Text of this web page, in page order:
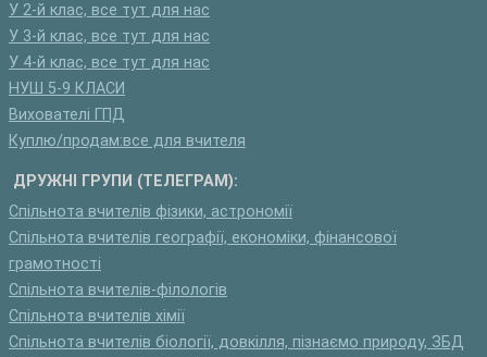
У 2-й клас, все тут для нас
У 3-й клас, все тут для нас
У 4-й клас, все тут для нас
НУШ 5-9 КЛАСИ
Вихователі ГПД
Куплю/продам:все для вчителя
ДРУЖНІ ГРУПИ (ТЕЛЕГРАМ):
Спільнота вчителів фізики, астрономії
Спільнота вчителів географії, економіки, фінансової
грамотності
Спільнота вчителів-філологів
Спільнота вчителів хімії
Спільнота вчителів біології, довкілля, пізнаємо природу, ЗБД